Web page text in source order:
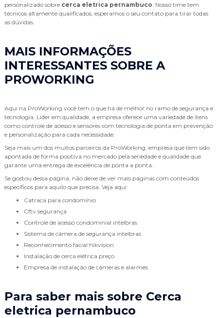
personalizado sobre cerca eletrica pernambuco . Nosso time tem
técnicos altamente qualificados, esperamos o seu contato para tirar todas
as dúvidas.
MAIS INFORMAÇÕES
INTERESSANTES SOBRE A
PROWORKING
Aqui na ProWorking você tem o que há de melhor no ramo de segurança e
tecnologia. Líder em qualidade, a empresa oferece uma variedade de itens
como controle de acesso e sensores com tecnologia de ponta em prevenção
e personalização para cada necessidade.
Seja mais um dos muitos parceiros da ProWorking, empresa que tem sido
apontada de forma positiva no mercado pela seriedade e qualidade que
garante uma entrega de excelência de ponta a ponta.
Se gostou dessa página, não deixe de ver mais páginas com conteúdos
específicos para aquilo que precisa. Veja aqui:
catraca para condomínio
cftv segurança
controle de acesso condominial intelbras
sistema de câmera de segurança intelbras
reconhecimento facial hikvision
instalação de cerca elétrica preço
empresa de instalação de câmeras e alarmes
Para saber mais sobre Cerca
eletrica pernambuco